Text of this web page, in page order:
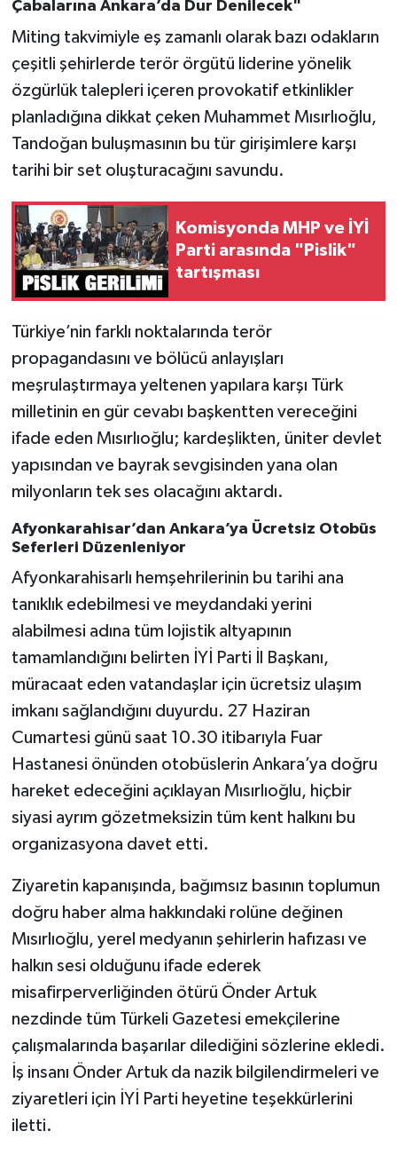
Çabalarına Ankara’da Dur Denilecek"
Miting takvimiyle eş zamanlı olarak bazı odakların
çeşitli şehirlerde terör örgütü liderine yönelik
özgürlük talepleri içeren provokatif etkinlikler
planladığına dikkat çeken Muhammet Mısırlıoğlu,
Tandoğan buluşmasının bu tür girişimlere karşı
tarihi bir set oluşturacağını savundu.
Komisyonda MHP ve İYİ
Parti arasında "Pislik"
tartışması
Türkiye’nin farklı noktalarında terör
propagandasını ve bölücü anlayışları
meşrulaştırmaya yeltenen yapılara karşı Türk
milletinin en gür cevabı başkentten vereceğini
ifade eden Mısırlıoğlu; kardeşlikten, üniter devlet
yapısından ve bayrak sevgisinden yana olan
milyonların tek ses olacağını aktardı.
Afyonkarahisar’dan Ankara’ya Ücretsiz Otobüs
Seferleri Düzenleniyor
Afyonkarahisarlı hemşehrilerinin bu tarihi ana
tanıklık edebilmesi ve meydandaki yerini
alabilmesi adına tüm lojistik altyapının
tamamlandığını belirten İYİ Parti İl Başkanı,
müracaat eden vatandaşlar için ücretsiz ulaşım
imkanı sağlandığını duyurdu. 27 Haziran
Cumartesi günü saat 10.30 itibarıyla Fuar
Hastanesi önünden otobüslerin Ankara’ya doğru
hareket edeceğini açıklayan Mısırlıoğlu, hiçbir
siyasi ayrım gözetmeksizin tüm kent halkını bu
organizasyona davet etti.
Ziyaretin kapanışında, bağımsız basının toplumun
doğru haber alma hakkındaki rolüne değinen
Mısırlıoğlu, yerel medyanın şehirlerin hafızası ve
halkın sesi olduğunu ifade ederek
misafirperverliğinden ötürü Önder Artuk
nezdinde tüm Türkeli Gazetesi emekçilerine
çalışmalarında başarılar dilediğini sözlerine ekledi.
İş insanı Önder Artuk da nazik bilgilendirmeleri ve
ziyaretleri için İYİ Parti heyetine teşekkürlerini
iletti.